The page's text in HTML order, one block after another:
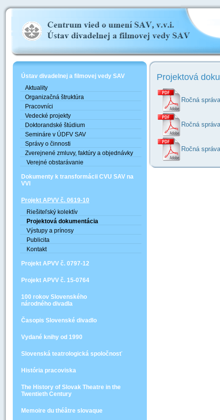
Ústav divadelnej a filmovej vedy SAV
Aktuality
Organizačná štruktúra
Pracovníci
Vedecké projekty
Doktorandské štúdium
Semináre v ÚDFV SAV
Správy o činnosti
Zverejnené zmluvy, faktúry a objednávky
Verejné obstarávanie
Dokumenty k transformácii CVU SAV na
VVI
Projekt APVV č. 0619-10
Riešiteľský kolektív
Projektová dokumentácia
Výstupy a prínosy
Publicita
Kontakt
Projekt APVV č. 0797-12
Projekt APVV č. 15-0764
100 rokov Slovenského
národného divadla
Časopis Slovenské divadlo
Vydané knihy od 1990
Slovenská teatrologická spoločnosť
História pracoviska
The History of Slovak Theatre in the
Twentieth Century
Memoire du théâtre slovaque
Projektová
Ročná
Ročná
Ročná